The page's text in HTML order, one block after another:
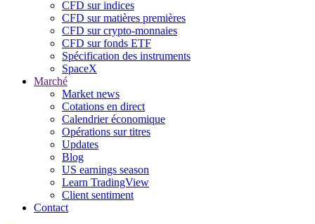
CFD sur indices
CFD sur matières premières
CFD sur crypto-monnaies
CFD sur fonds ETF
Spécification des instruments
SpaceX
Marché
Market news
Cotations en direct
Calendrier économique
Opérations sur titres
Updates
Blog
US earnings season
Learn TradingView
Client sentiment
Contact